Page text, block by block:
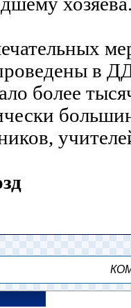
в
более